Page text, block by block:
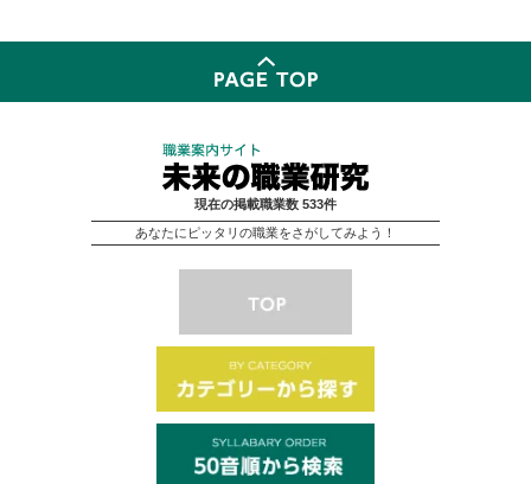
現在の掲載職業数 533件
あなたにピッタリの職業をさがしてみよう！